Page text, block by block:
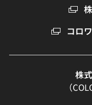
コロ
株
（